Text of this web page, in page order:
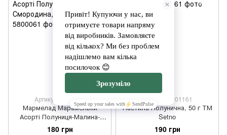
Артикул: 5800061
Мармелад Марамельки
Асорті Полуниця-Малина-
Смородина, 60 г ТМ Setno
180 грн
Артикул: 5601161
Пастила Полунична, 50 г ТМ
Setno
190 грн